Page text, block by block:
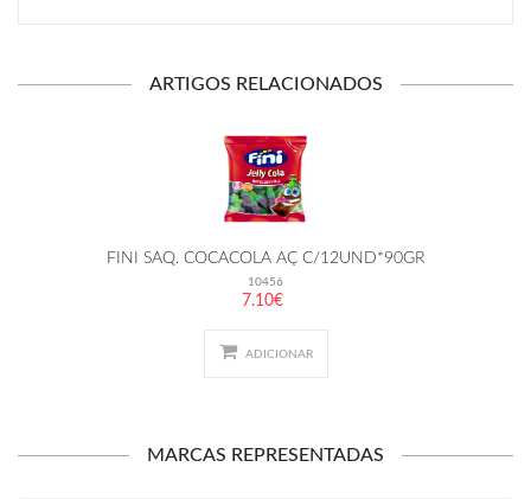
ARTIGOS RELACIONADOS
FINI SAQ. COCACOLA AÇ C/12UND*90GR
10456
7.10€
ADICIONAR
MARCAS REPRESENTADAS